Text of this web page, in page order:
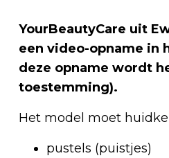
YourBeautyCare uit
een video-opname in
deze opname wordt
toestemming).
Het model moet
pustels (puistjes)